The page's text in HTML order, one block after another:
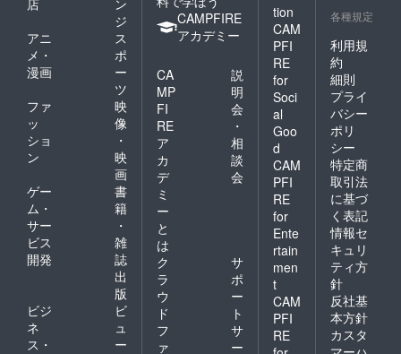
店
ン
ジ
アニ
メ・
漫画
ス
ポ
ー
ツ
ファ
ッ
ショ
ン
映
像
・
映
画
ゲー
ム・
サー
ビス
開発
書
籍
・
雑
誌
出
版
ビジ
ネ
ス・
ビ
ュ
ー
CAMPFIRE
アカデミー
CA
MP
FI
RE
ア
カ
デ
ミ
ー
と
は
説
明
会
・
相
談
会
ク
ラ
ウ
ド
フ
ァ
サ
ポ
ー
ト
サ
ー
tion
CAM
PFI
RE
for
Soci
al
Goo
d
CAM
PFI
RE
for
Ente
rtain
men
t
CAM
PFI
RE
各種規定
利用規
約
細則
プライ
バシー
ポリ
シー
特定商
取引法
に基づ
く表記
情報セ
キュリ
ティ方
針
反社基
本方針
カスタ